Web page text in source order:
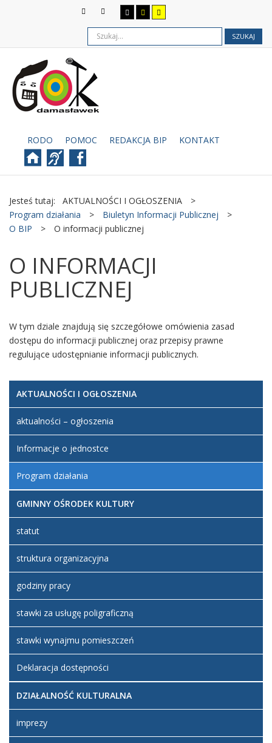
SZUKAJ
RODO POMOC REDAKCJA BIP KONTAKT
Jesteś tutaj: AKTUALNOŚCI I OGŁOSZENIA
>
Program działania
> Biuletyn Informacji Publicznej
>
O BIP
> O informacji publicznej
O INFORMACJI
PUBLICZNEJ
W tym dziale znajdują się szczegółowe omówienia zasad
dostępu do informacji publicznej oraz przepisy prawne
regulujące udostępnianie informacji publicznych.
AKTUALNOŚCI I OGŁOSZENIA
aktualności – ogłoszenia
Informacje o jednostce
Program działania
GMINNY OŚRODEK KULTURY
statut
struktura organizacyjna
godziny pracy
stawki za usługę poligraficzną
stawki wynajmu pomieszczeń
Deklaracja dostępności
DZIAŁALNOŚĆ KULTURALNA
imprezy